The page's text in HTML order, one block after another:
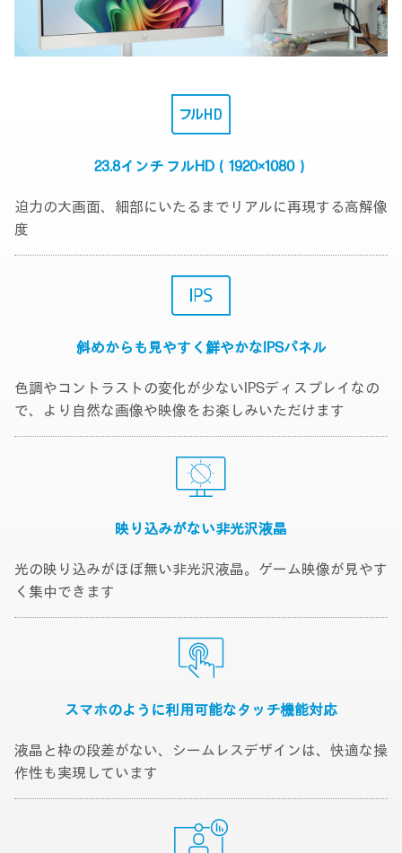
23.8インチ フルHD（1920×1080）
迫力の大画面、細部にいたるまでリアルに再現する高解像
度
斜めからも見やすく鮮やかなIPSパネル
色調やコントラストの変化が少ないIPSディスプレイなの
で、より自然な画像や映像をお楽しみいただけます
映り込みがない非光沢液晶
光の映り込みがほぼ無い非光沢液晶。ゲーム映像が見やす
く集中できます
スマホのように利用可能なタッチ機能対応
液晶と枠の段差がない、シームレスデザインは、快適な操
作性も実現しています